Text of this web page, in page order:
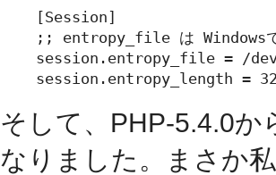
[Session]
;; entropy_file は Windowsで
session.entropy_file = /
session.entropy_length =
そして、PHP-5.4.0か
なりました。まさか